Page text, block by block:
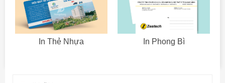
In Thẻ Nhựa In Phong Bì